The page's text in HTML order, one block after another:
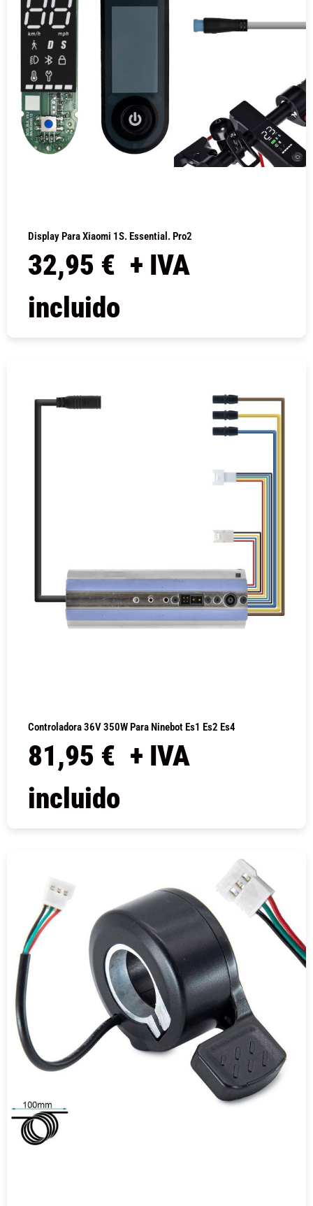
Display Para Xiaomi 1S. Essential. Pro2
32,95 € + IVA
incluido
Controladora 36V 350W Para Ninebot Es1 Es2 Es4
81,95 € + IVA
incluido